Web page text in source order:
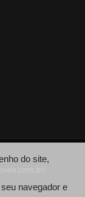
do site,
navegador e